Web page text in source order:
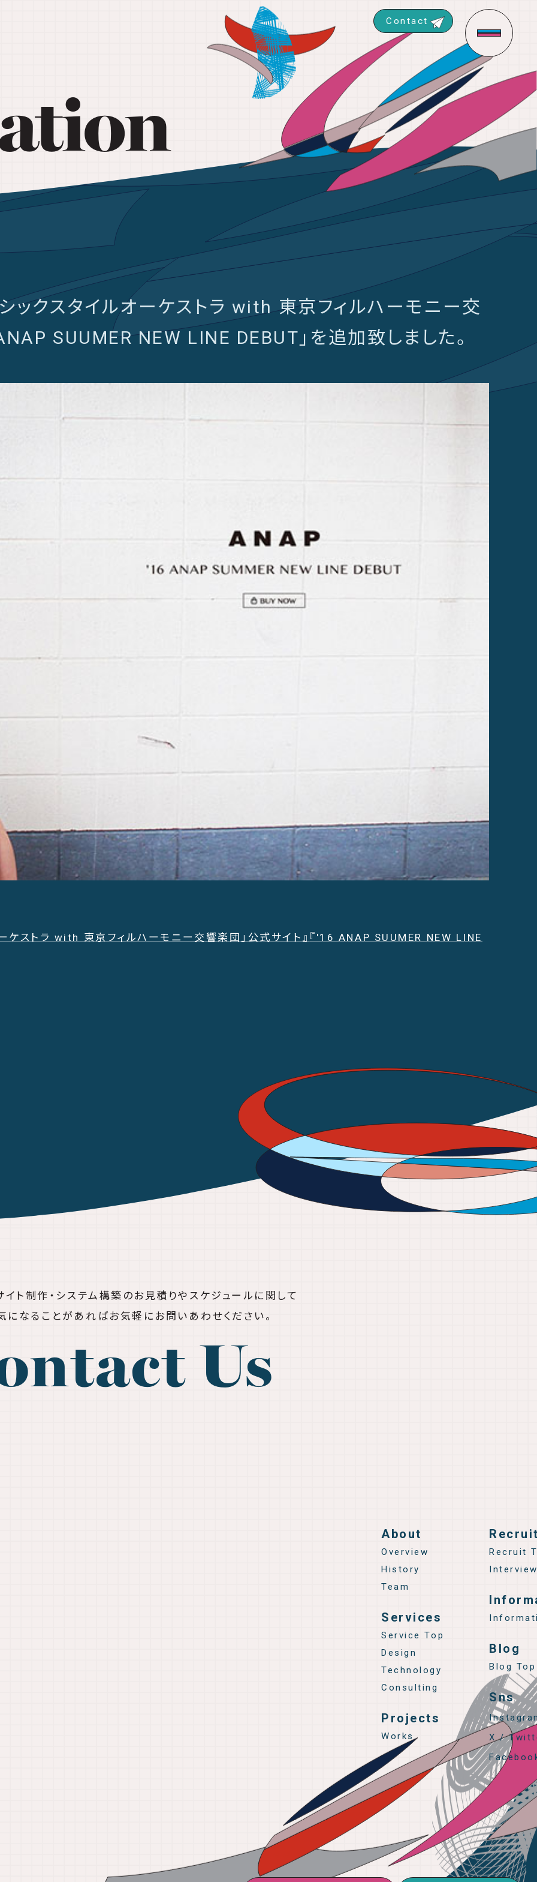
Contact
シックスタイルオーケストラ with 東京フィルハーモニー交
SUUMER NEW LINE DEBUT」を追加致しました。
ーケストラ with 東京フィルハーモニー交響楽団」公式サイト』 『'16 ANAP SUUMER NEW LINE
イト制作・システム構築の お見積りやスケジュールに関して
になることがあればお気軽にお問いあわせください。
Us
About
Overview
History
Team
Services
Service Top
Design
Technology
Consulting
Projects
Works
Recruit
Blog
Blog Top
Sns
X /